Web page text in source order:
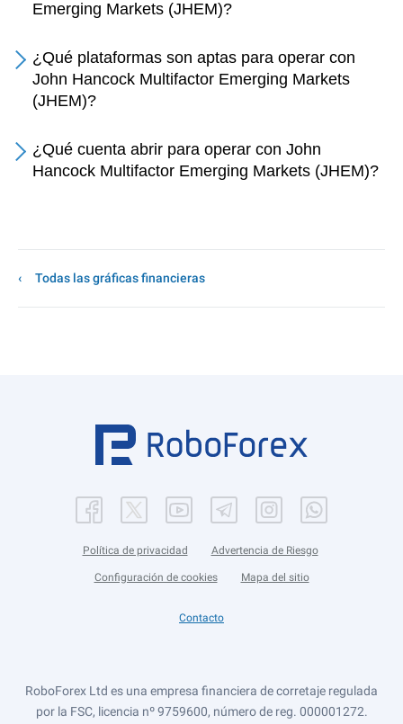
Emerging Markets (JHEM)?
¿Qué plataformas son aptas para operar con
John Hancock Multifactor Emerging Markets
(JHEM)?
¿Qué cuenta abrir para operar con John
Hancock Multifactor Emerging Markets (JHEM)?
Todas las gráficas financieras
Política de privacidad Advertencia de Riesgo
Configuración de cookies Mapa del sitio
Contacto
RoboForex Ltd es una empresa financiera de corretaje regulada
por la FSC, licencia nº 9759600, número de reg. 000001272.